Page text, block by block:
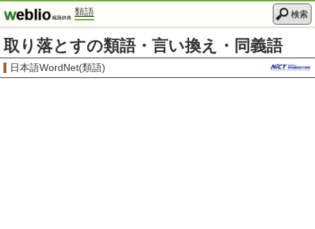
類語 検索
取り落とすの類語・言い換え・同義語
日本語WordNet(類語)